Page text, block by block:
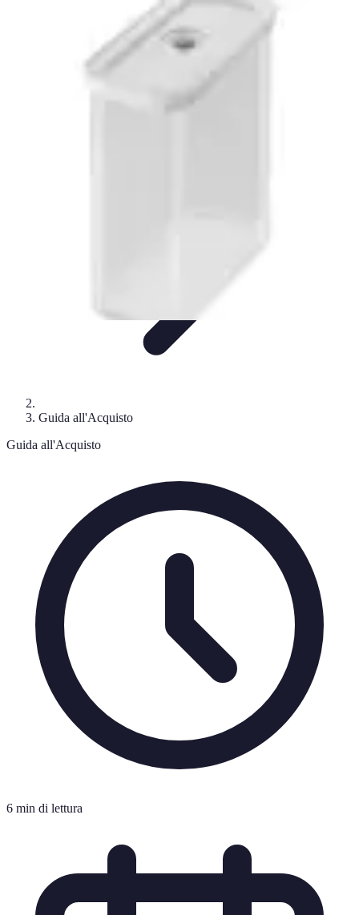
Smartphone e AccessoriElettrodomestici
Elettrodomestici Aspirapolvere
Guida all'Acquisto
Guida all'Acquisto
6 min di lettura